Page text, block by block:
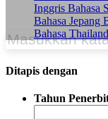
Inggris Bahasa
Bahasa Jepang
Bahasa Thailand
Ditapis dengan
Tahun